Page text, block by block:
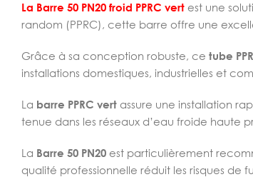
La Barre 50 PN20 froid PPRC vert est une
random (PPRC), cette barre offre une
Grâce à sa conception robuste, ce tube
installations domestiques, industrielles et
La barre PPRC vert assure une installation
tenue dans les réseaux d’eau froide haute
La Barre 50 PN20 est particulièrement
qualité professionnelle réduit les risques de